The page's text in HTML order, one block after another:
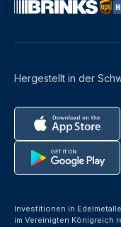
Hergestellt in der
Investitionen in
im Vereinigten Königreich